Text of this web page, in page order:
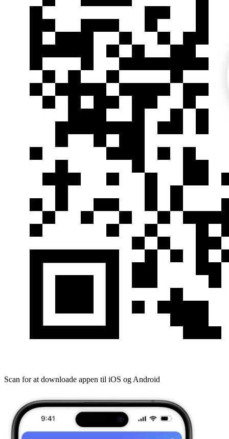
Scan for at downloade appen til iOS og Android